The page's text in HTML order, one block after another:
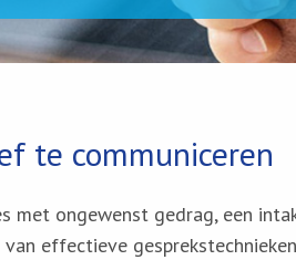
te communiceren
met ongewenst gedrag, een
van effectieve